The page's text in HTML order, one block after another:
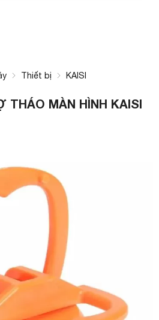
Thiết bị KAISI
THÁO MÀN HÌNH KAISI